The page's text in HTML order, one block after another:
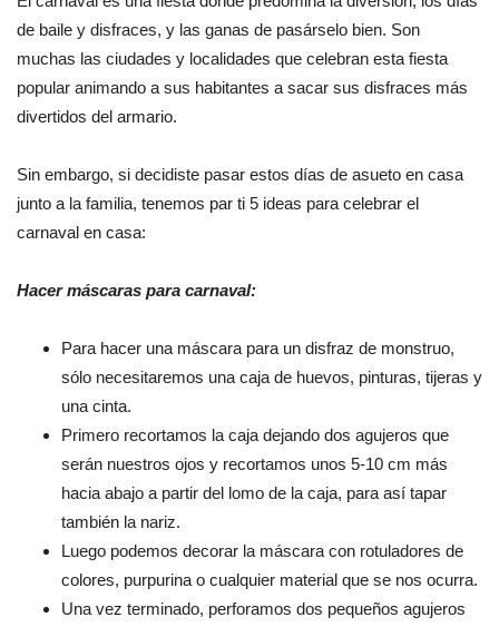
de baile y disfraces, y las ganas de pasárselo bien. Son
muchas las ciudades y localidades que celebran esta fiesta
popular animando a sus habitantes a sacar sus disfraces más
divertidos del armario.
Sin embargo, si decidiste pasar estos días de asueto en casa
junto a la familia, tenemos par ti 5 ideas para celebrar el
carnaval en casa:
Hacer máscaras para carnaval:
Para hacer una máscara para un disfraz de monstruo,
sólo necesitaremos una caja de huevos, pinturas, tijeras y
una cinta.
Primero recortamos la caja dejando dos agujeros que
serán nuestros ojos y recortamos unos 5-10 cm más
hacia abajo a partir del lomo de la caja, para así tapar
también la nariz.
Luego podemos decorar la máscara con rotuladores de
colores, purpurina o cualquier material que se nos ocurra.
Una vez terminado, perforamos dos pequeños agujeros